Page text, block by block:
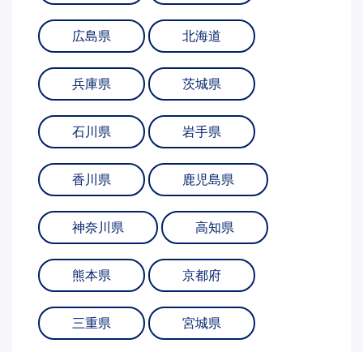
広島県 北海道
兵庫県 茨城県
石川県 岩手県
香川県 鹿児島県
神奈川県 高知県
熊本県 京都府
三重県 宮城県